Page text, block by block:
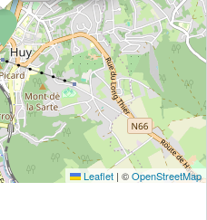
Leaflet | ©OpenStreetMap